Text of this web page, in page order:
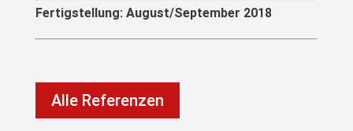
Fertigstellung: August/September 2018
Alle Referenzen